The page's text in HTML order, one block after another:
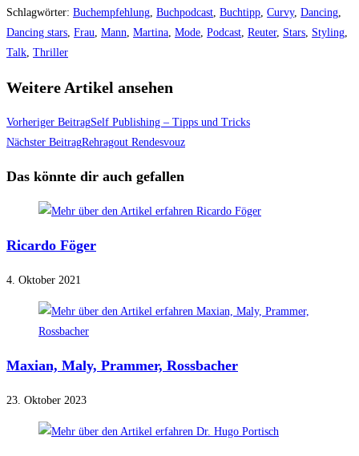
Schlagwörter: Buchempfehlung, Buchpodcast, Buchtipp, Curvy, Dancing,
Dancing stars, Frau, Mann, Martina, Mode, Podcast, Reuter, Stars, Styling,
Talk, Thriller
Weitere Artikel ansehen
Vorheriger BeitragSelf Publishing – Tipps und Tricks
Nächster BeitragRehragout Rendesvouz
Das könnte dir auch gefallen
Ricardo Föger
4. Oktober 2021
Maxian, Maly, Prammer, Rossbacher
23. Oktober 2023